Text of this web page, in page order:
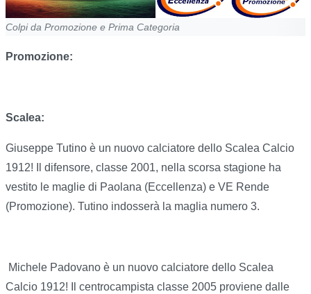
Colpi da Promozione e Prima Categoria
Promozione:
Scalea:
Giuseppe Tutino è un nuovo calciatore dello Scalea Calcio
1912! Il difensore, classe 2001, nella scorsa stagione ha
vestito le maglie di Paolana (Eccellenza) e VE Rende
(Promozione). Tutino indosserà la maglia numero 3.
Michele Padovano è un nuovo calciatore dello Scalea
Calcio 1912! Il centrocampista classe 2005 proviene dalle